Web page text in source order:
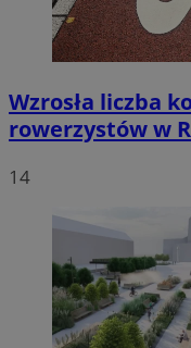
Wzrosła liczba
rowerzystów w
14